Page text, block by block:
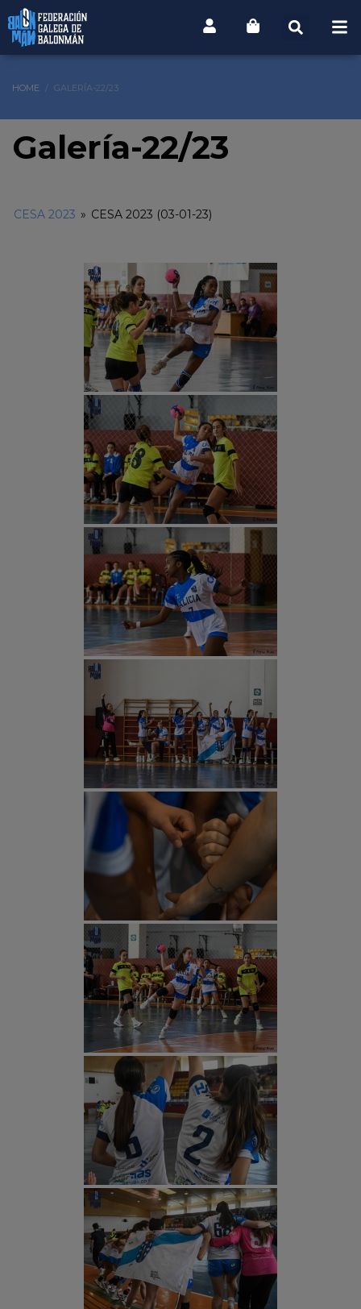
HOME GALERÍA-22/23
Galería-22/23
CESA 2023 » CESA 2023 (03-01-23)